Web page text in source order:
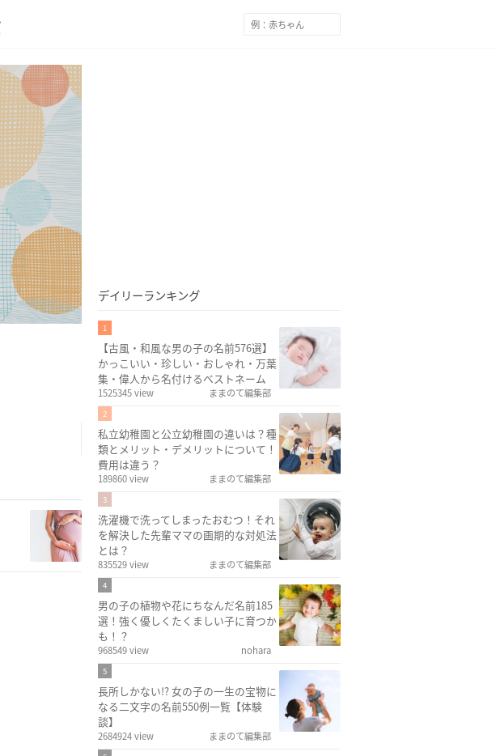
デイリーランキング
1
【古風・和風な男の子の名前576選】
かっこいい・珍しい・おしゃれ・万葉
集・偉人から名付けるベストネーム
1525345 view ままのて編集部
2
私立幼稚園と公立幼稚園の違いは？種
類とメリット・デメリットについて！
費用は違う？
189860 view ままのて編集部
3
洗濯機で洗ってしまったおむつ！それ
を解決した先輩ママの画期的な対処法
とは？
835529 view ままのて編集部
4
男の子の植物や花にちなんだ名前185
選！強く優しくたくましい子に育つか
も！？
968549 view nohara
5
長所しかない!? 女の子の一生の宝物に
なる二文字の名前550例一覧【体験
談】
2684924 view ままのて編集部